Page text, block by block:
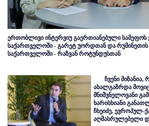
ერთობლივი ინტერვიუ გაერთიანებული
საქართველოში - გარეტ უორდთან და
საქართველოში - რაზვან როტუნდუსთან
ჩვენი
ახალგაზრდა
მნიშვნელოვანი
ხარისხიანი
ჩხეიძე, ევროპულ-
აღმასრულებელი